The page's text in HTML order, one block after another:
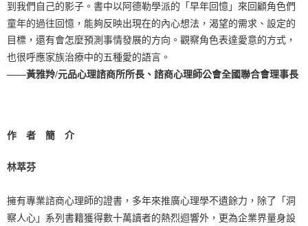
到我們自己的影子。書中以阿德勒學派的「早年回憶」來回顧角色們
童年的過往回憶，能夠反映出現在的內心想法，渴望的需求、設定的
目標，還有會怎麼預測事情發展的方向。觀察角色表達愛意的方式，
也很呼應家族治療中的五種愛的語言。
——黃雅羚/元品心理諮商所所長、諮商心理師公會全國聯合會理事長
作 者 簡 介
林萃芬
擁有專業諮商心理師的證書，多年來推廣心理學不遺餘力，除了「洞
察人心」系列書籍獲得數十萬讀者的熱烈迴響外，更為企業界量身設